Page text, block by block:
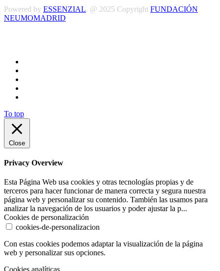
Powered by ESSENZIAL. @ 2025 Copyright FUNDACIÓN
NEUMOMADRID
To top
Close
Privacy Overview
Esta Página Web usa cookies y otras tecnologías propias y de
terceros para hacer funcionar de manera correcta y segura nuestra
página web y personalizar su contenido. También las usamos para
analizar la navegación de los usuarios y poder ajustar la p...
Cookies de personalización
cookies-de-personalizacion
Con estas cookies podemos adaptar la visualización de la página
web y personalizar sus opciones.